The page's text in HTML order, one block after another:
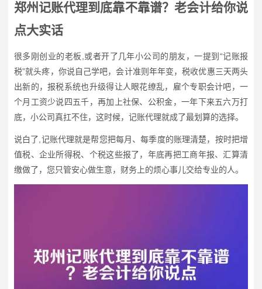
郑州记账代理到底靠不靠谱？老会计给你说
点大实话
很多刚创业的老板,或者开了几年小公司的朋友，一提到“记账报
税”就头疼，你说自己学吧，会计准则年年变，税收优惠三天两头
出新的，报税系统也升级得让人眼花缭乱，雇个专职会计吧，一
个月工资少说四五千，再加上社保、公积金，一年下来五六万打
底，小公司真扛不住，这时候，记账代理就成了最划算的选择。
说白了,记账代理就是帮您把每月、每季度的账理清楚，按时把增
值税、企业所得税、个税这些报了，年底再把工商年报、汇算清
缴做了，您只管安心做生意，财务上的烦心事儿交给专业的人。